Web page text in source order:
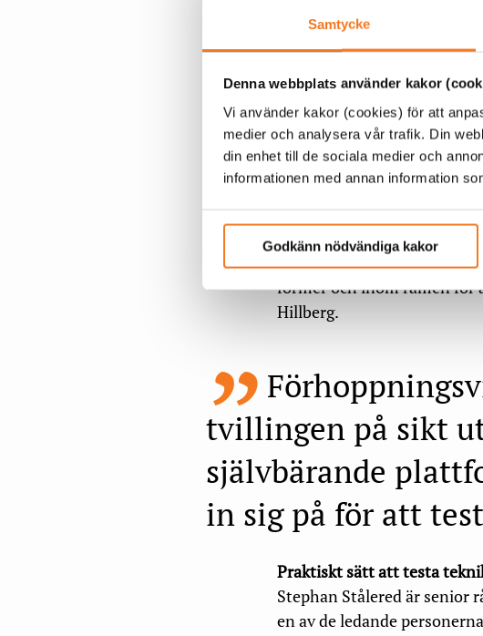
Samtycke
Denna webbplats använder kakor
Vi använder kakor (cookies) för att
medier och analysera vår trafik. Din
din enhet till de sociala medier och
informationen med annan information
Godkänn nödvändiga kakor
– Det skulle vara alltför
aktörer kan samarbeta,
Tanken är att bygga den
tid, och projektet räknar
ytterligare tre års
– Vår målsättning är att
ska leva vidare under en
former och inom ramen för
Hillberg.
tvillingen på sikt
självbärande
in sig på för att
Praktiskt sätt att testa
Stephan Stålered är senior
en av de ledande